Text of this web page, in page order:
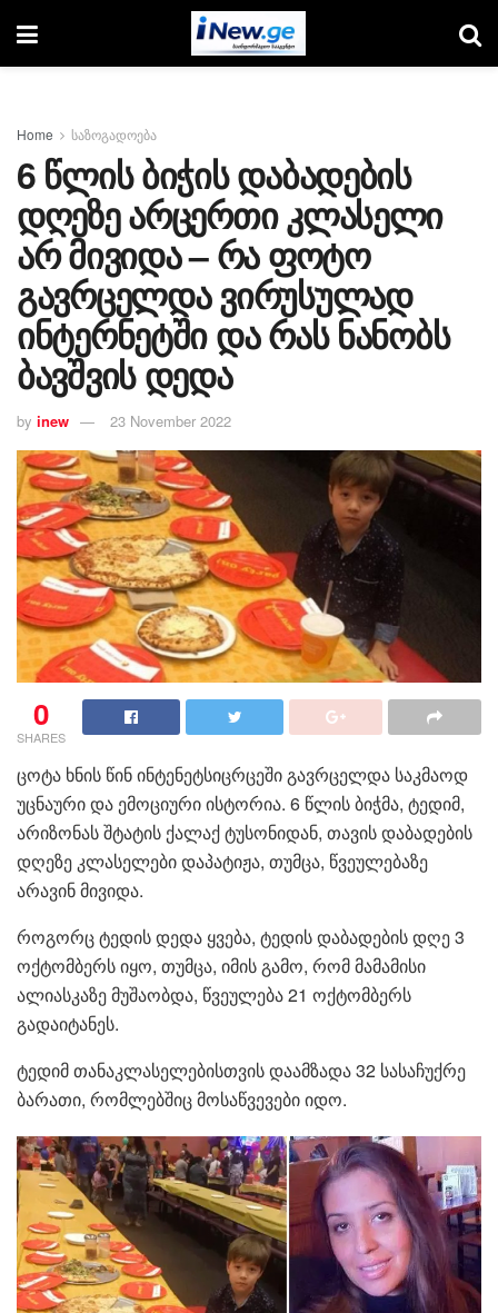
Home საზოგადოება
6 წლის ბიჭის დაბადების
დღეზე არცერთი კლასელი
არ მივიდა – რა ფოტო
გავრცელდა ვირუსულად
ინტერნეტში და რას ნანობს
ბავშვის დედა
by inew 23 November 2022
0
SHARES
ცოტა ხნის წინ ინტენეტსიცრცეში გავრცელდა საკმაოდ
უცნაური და ემოციური ისტორია. 6 წლის ბიჭმა, ტედიმ,
არიზონას შტატის ქალაქ ტუსონიდან, თავის დაბადების
დღეზე კლასელები დაპატიჟა, თუმცა, წვეულებაზე
არავინ მივიდა.
როგორც ტედის დედა ყვება, ტედის დაბადების დღე 3
ოქტომბერს იყო, თუმცა, იმის გამო, რომ მამამისი
ალიასკაზე მუშაობდა, წვეულება 21 ოქტომბერს
გადაიტანეს.
ტედიმ თანაკლასელებისთვის დაამზადა 32 სასაჩუქრე
ბარათი, რომლებშიც მოსაწვევები იდო.